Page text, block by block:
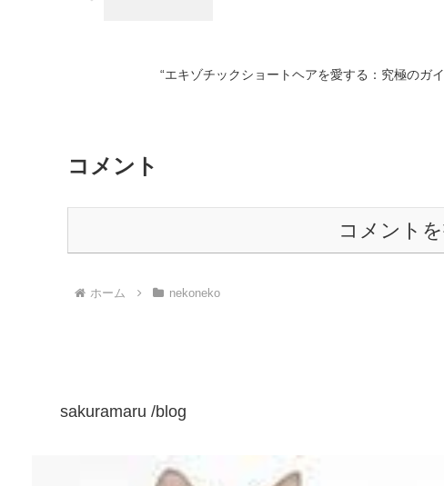
“エキゾチックショートヘアを愛する：究極のガ
コメント
コメント
ホーム nekoneko
sakuramaru /blog